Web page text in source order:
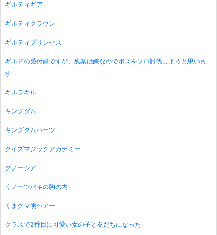
ギルティギア
ギルティクラウン
ギルティプリンセス
ギルドの受付嬢ですが、残業は嫌なのでボスをソロ討伐しようと思いま
す
キルラキル
キングダム
キングダムハーツ
クイズマジックアカデミー
グノーシア
くノ一ツバキの胸の内
くまクマ熊ベアー
クラスで2番目に可愛い女の子と友だちになった